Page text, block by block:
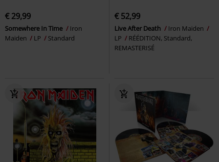
€ 29,99
Somewhere In Time
Iron
Maiden
LP Standard
€ 52,99
Live After Death
Iron Maiden
LP
RÉÉDITION, Standard,
REMASTERISÉ